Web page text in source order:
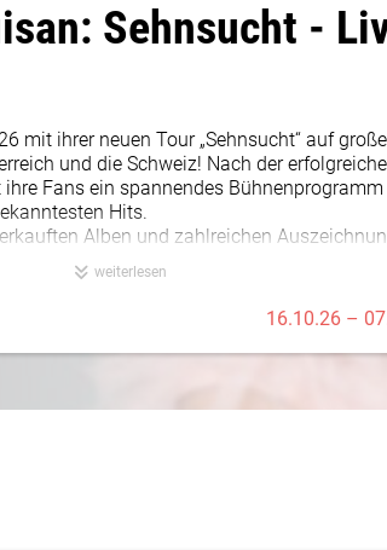
Sehnsucht -
mit ihrer neuen Tour „Sehnsucht“ auf
und die Schweiz! Nach der
ihre Fans ein spannendes
Hits.
Alben und zahlreichen
den prägenden Künstlerinnen der deutschen
Mischung aus Chanson und Pop,
Bühnenpräsenz, macht jedes Konzert zu
weiterlesen
16.10.26 –